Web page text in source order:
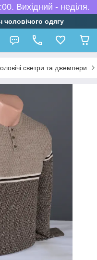
Вихідний - неділя.
чоловічого одягу
светри та джемпери